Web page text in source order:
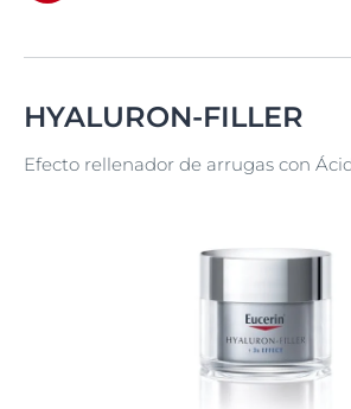
HYALURON-FILLER
Efecto rellenador de arrugas con